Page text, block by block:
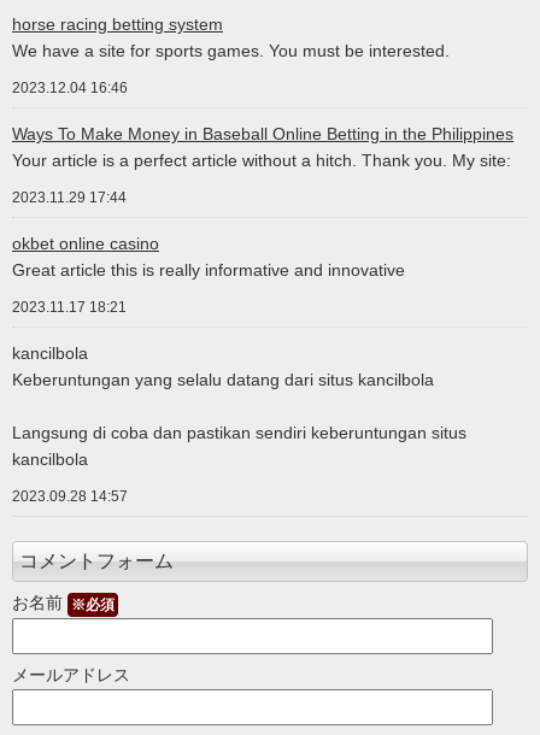
horse racing betting system
We have a site for sports games. You must be interested.
2023.12.04 16:46
Ways To Make Money in Baseball Online Betting in the Philippines
Your article is a perfect article without a hitch. Thank you. My site:
2023.11.29 17:44
okbet online casino
Great article this is really informative and innovative
2023.11.17 18:21
kancilbola
Keberuntungan yang selalu datang dari situs kancilbola
Langsung di coba dan pastikan sendiri keberuntungan situs
kancilbola
2023.09.28 14:57
コメントフォーム
お名前 ※必須
メールアドレス